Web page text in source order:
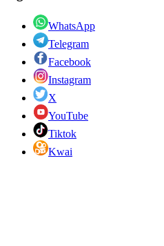
WhatsApp
Telegram
Facebook
Instagram
X
YouTube
Tiktok
Kwai